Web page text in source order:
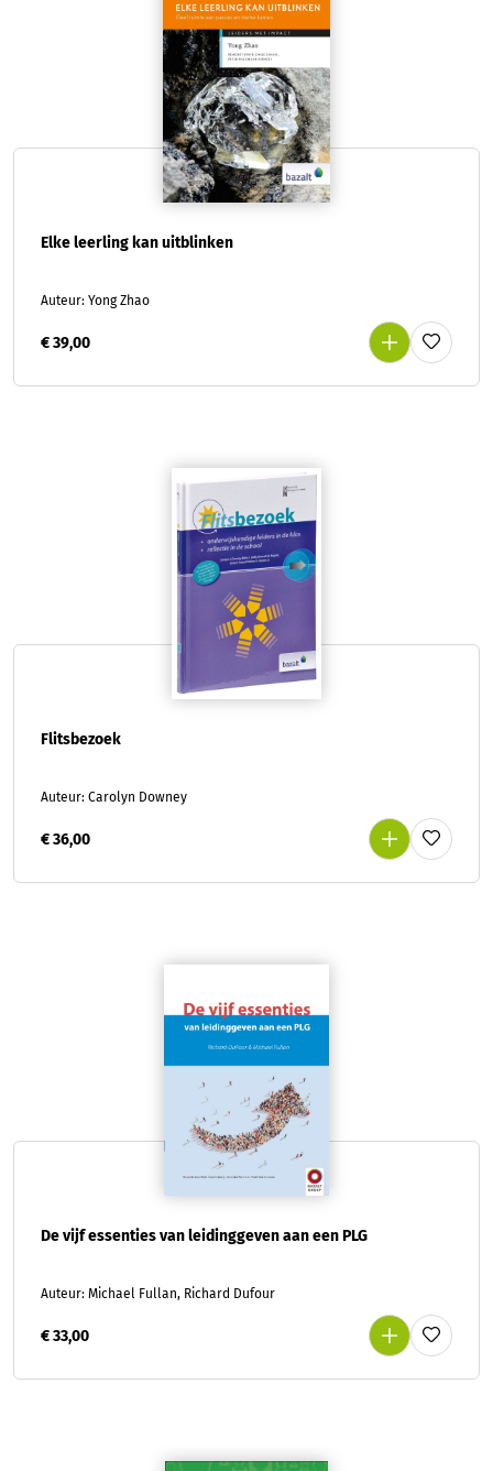
Elke leerling kan uitblinken
Auteur: Yong Zhao
€ 39,00
Flitsbezoek
Auteur: Carolyn Downey
€ 36,00
De vijf essenties van leidinggeven aan een PLG
Auteur: Michael Fullan, Richard Dufour
€ 33,00